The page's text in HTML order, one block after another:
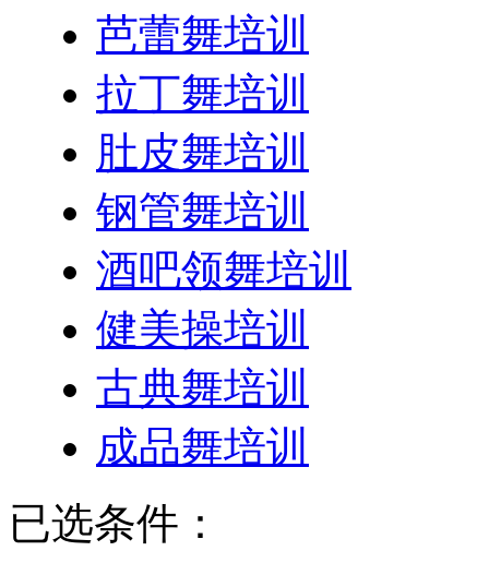
芭蕾舞培训
拉丁舞培训
肚皮舞培训
钢管舞培训
酒吧领舞培训
健美操培训
古典舞培训
成品舞培训
已选条件：